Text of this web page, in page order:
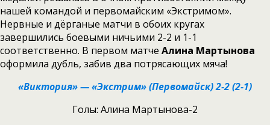
нашей командой и первомайским «Экстримом».
Нервные и дёрганые матчи в обоих кругах
завершились боевыми ничьими 2-2 и 1-1
соответственно. В первом матче Алина Мартынова
оформила дубль, забив два потрясающих мяча!
«Виктория» — «Экстрим» (Первомайск) 2-2 (2-1)
Голы: Алина Мартынова-2